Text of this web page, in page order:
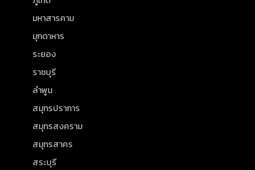
มหาสารคาม
มุกดาหาร
ระยอง
ราชบุรี
ลำพูน
สมุทรปราการ
สมุทรสงคราม
สมุทรสาคร
สระบุรี